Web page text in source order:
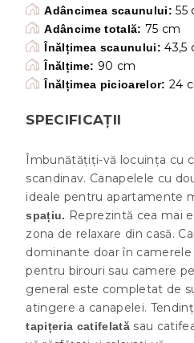
Adâncimea scaunului: 55
Adâncime totală: 75 cm
Înălțimea scaunului: 43,5
Înălțime: 90 cm
Înălțimea picioarelor: 24
SPECIFICAȚII
Îmbunătățiți-vă locuința cu
scandinav. Canapelele cu
ideale pentru apartamente
spațiu. Reprezintă cea mai
zona de relaxare din casă.
dominante doar în
pentru birouri sau camere
general este completat de
atingere a canapelei.
tapițeria catifelatăsau